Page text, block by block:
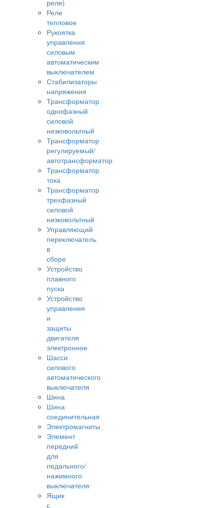
реле)
Реле
тепловое
Рукоятка
управления
силовым
автоматическим
выключателем
Стабилизаторы
напряжения
Трансформатор
однофазный
силовой
низковольтный
Трансформатор
регулируемый/
автотрансформатор
Трансформатор
тока
Трансформатор
трехфазный
силовой
низковольтный
Управляющий
переключатель
в
сборе
Устройство
плавного
пуска
Устройство
управления
и
защиты
двигателя
электронное
Шасси
силового
автоматического
выключателя
Шина
Шина
соединительная
Электромагниты
Элемент
передний
для
педального/
нажимного
выключателя
Ящик
с